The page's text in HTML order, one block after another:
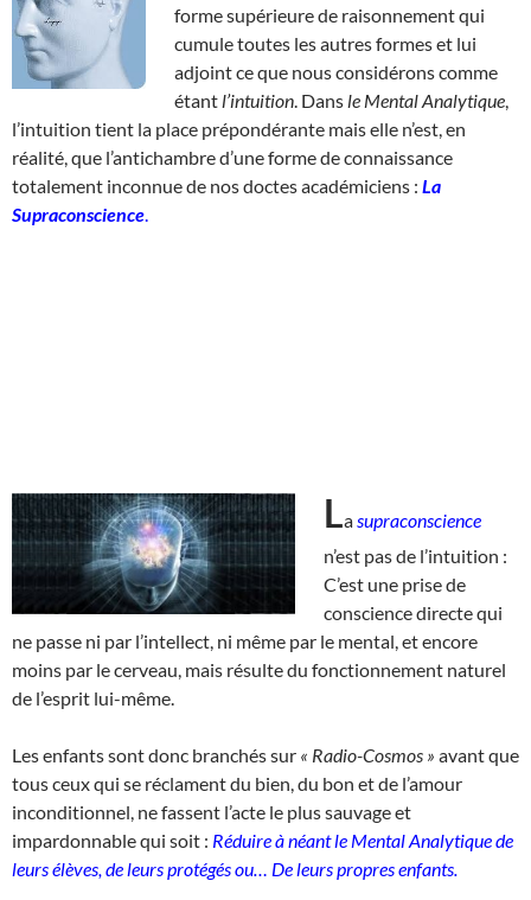
forme supérieure de raisonnement qui
cumule toutes les autres formes et lui
adjoint ce que nous considérons comme
étant l’intuition . Dans le Mental Analytique
l’intuition tient la place prépondérante mais elle n’est, en
réalité, que l’antichambre d’une forme de connaissance
totalement inconnue de nos doctes académiciens : La
Supraconscience
La supraconscience
n’est pas de l’intuition :
C’est une prise de
conscience directe qui
ne passe ni par l’intellect, ni même par le mental, et encore
moins par le cerveau, mais résulte du fonctionnement naturel
de l’esprit lui-même.
Les enfants sont donc branchés sur « Radio-Cosmos » avant que
tous ceux qui se réclament du bien, du bon et de l’amour
inconditionnel, ne fassent l’acte le plus sauvage et
impardonnable qui soit : Réduire à néant le Mental Analytique de
leurs élèves, de leurs protégés ou…
De leurs propres enfants.